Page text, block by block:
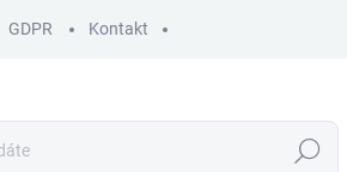
GDPR Kontakt
Hledat